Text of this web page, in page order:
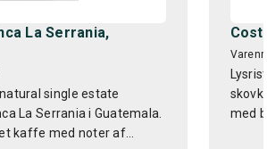
La Serrania,
single estate
La Serrania i Guatemala.
kaffe med noter af...
med